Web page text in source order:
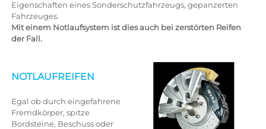
Eigenschaften eines Sonderschutzfahrzeugs, gepanzerten
Fahrzeuges.
Mit einem Notlaufsystem ist dies auch bei zerstörten Reifen
der Fall.
NOTLAUFREIFEN
Egal ob durch eingefahrene
Fremdkörper, spitze
Bordsteine, Beschuss oder